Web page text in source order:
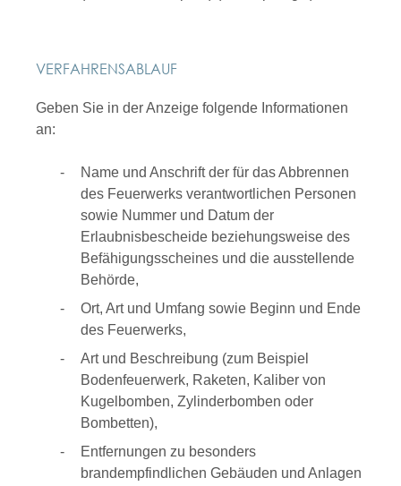
VERFAHRENSABLAUF
Geben Sie in der Anzeige folgende Informationen
an:
Name und Anschrift der für das Abbrennen
des Feuerwerks verantwortlichen Personen
sowie Nummer und Datum der
Erlaubnisbescheide beziehungsweise des
Befähigungsscheines und die ausstellende
Behörde,
Ort, Art und Umfang sowie Beginn und Ende
des Feuerwerks,
Art und Beschreibung (zum Beispiel
Bodenfeuerwerk, Raketen, Kaliber von
Kugelbomben, Zylinderbomben oder
Bombetten),
Entfernungen zu besonders
brandempfindlichen Gebäuden und Anlagen